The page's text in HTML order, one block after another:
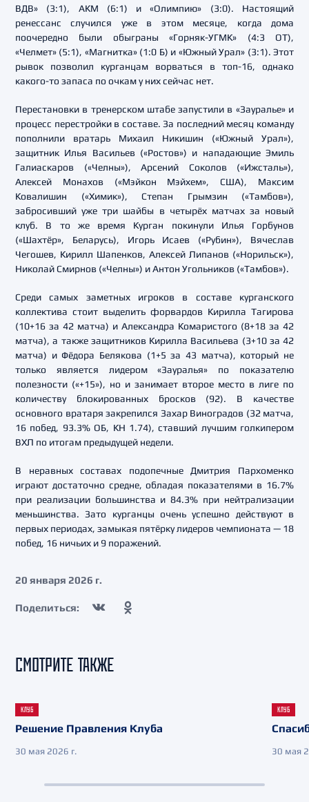
ВДВ» (3:1), АКМ (6:1) и «Олимпию» (3:0). Настоящий
ренессанс случился уже в этом месяце, когда дома
поочередно были обыграны «Горняк-УГМК» (4:3 ОТ),
«Челмет» (5:1), «Магнитка» (1:0 Б) и «Южный Урал» (3:1). Этот
рывок позволил курганцам ворваться в топ-16, однако
какого-то запаса по очкам у них сейчас нет.
Перестановки в тренерском штабе запустили в «Зауралье» и
процесс перестройки в составе. За последний месяц команду
пополнили вратарь Михаил Никишин («Южный Урал»),
защитник Илья Васильев («Ростов») и нападающие Эмиль
Галиаскаров («Челны»), Арсений Соколов («Ижсталь»),
Алексей Монахов («Мэйкон Мэйхем», США), Максим
Ковалишин («Химик»), Степан Грымзин («Тамбов»),
забросивший уже три шайбы в четырёх матчах за новый
клуб. В то же время Курган покинули Илья Горбунов
(«Шахтёр», Беларусь), Игорь Исаев («Рубин»), Вячеслав
Чегошев, Кирилл Шапенков, Алексей Липанов («Норильск»),
Николай Смирнов («Челны») и Антон Угольников («Тамбов»).
Среди самых заметных игроков в составе курганского
коллектива стоит выделить форвардов Кирилла Тагирова
(10+16 за 42 матча) и Александра Комаристого (8+18 за 42
матча), а также защитников Кирилла Васильева (3+10 за 42
матча) и Фёдора Белякова (1+5 за 43 матча), который не
только является лидером «Зауралья» по показателю
полезности («+15»), но и занимает второе место в лиге по
количеству блокированных бросков (92). В качестве
основного вратаря закрепился Захар Виноградов (32 матча,
16 побед, 93.3% ОБ, КН 1.74), ставший лучшим голкипером
ВХЛ по итогам предыдущей недели.
В неравных составах подопечные Дмитрия Пархоменко
играют достаточно средне, обладая показателями в 16.7%
при реализации большинства и 84.3% при нейтрализации
меньшинства. Зато курганцы очень успешно действуют в
первых периодах, замыкая пятёрку лидеров чемпионата — 18
побед, 16 ничьих и 9 поражений.
20 января 2026 г.
Поделиться:
СМОТРИТЕ ТАКЖЕ
КЛУБ
Решение Правления Клуба
30 мая 2026 г.
КЛУБ
30 мая